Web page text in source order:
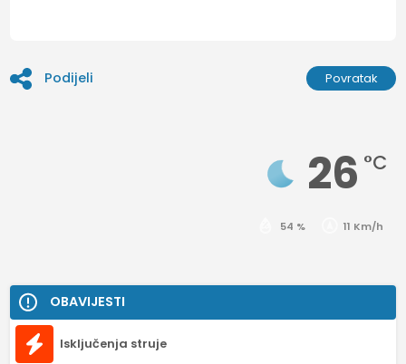
Podijeli Povratak
26 °C
54 % 11 Km/h
OBAVIJESTI
Isključenja struje